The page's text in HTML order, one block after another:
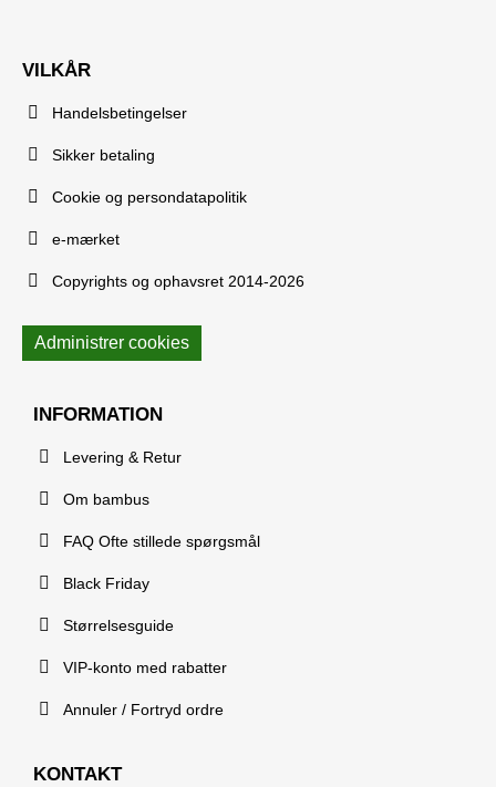
VILKÅR
Handelsbetingelser
Sikker betaling
Cookie og persondatapolitik
e-mærket
Copyrights og ophavsret 2014-2026
Administrer cookies
INFORMATION
Levering & Retur
Om bambus
FAQ Ofte stillede spørgsmål
Black Friday
Størrelsesguide
VIP-konto med rabatter
Annuler / Fortryd ordre
KONTAKT